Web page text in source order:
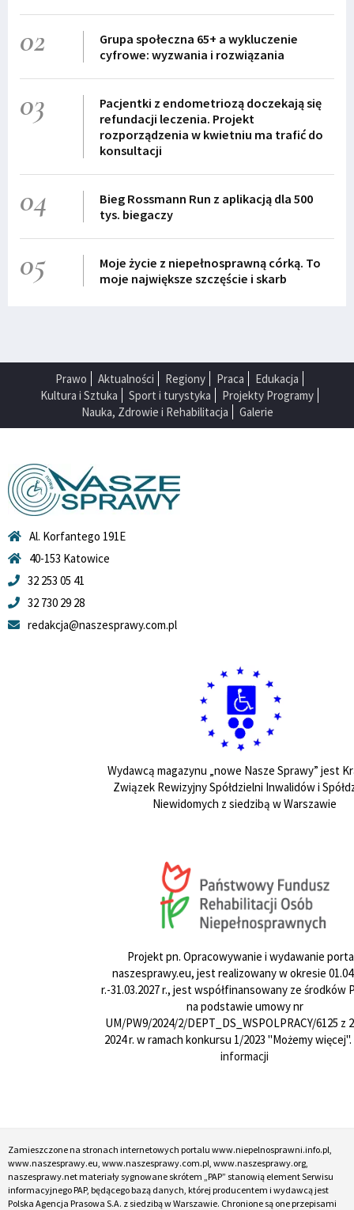
02
Grupa społeczna 65+ a wykluczenie
cyfrowe: wyzwania i rozwiązania
03
Pacjentki z endometriozą doczekają się
refundacji leczenia. Projekt
rozporządzenia w kwietniu ma trafić do
konsultacji
04
Bieg Rossmann Run z aplikacją dla 500
tys. biegaczy
05
Moje życie z niepełnosprawną córką. To
moje największe szczęście i skarb
Prawo Aktualności Regiony Praca
Edukacja
Kultura i Sztuka
Sport i turystyka
Projekty Programy
Nauka, Zdrowie i Rehabilitacja
Galerie
Al. Korfantego 191E
40-153 Katowice
32 253 05 41
32 730 29 28
redakcja@naszesprawy.com.pl
Wydawcą magazynu „nowe Nasze Sprawy” jest
Związek Rewizyjny Spółdzielni Inwalidów i
Niewidomych z siedzibą w Warszawie
Projekt pn. Opracowywanie i wydawanie
naszesprawy.eu, jest realizowany w okresie
r.-31.03.2027 r., jest współfinansowany ze środków
na podstawie umowy nr
UM/PW9/2024/2/DEPT_DS_WSPOLPRACY/6125 z
2024 r. w ramach konkursu 1/2023 "Możemy więcej".
informacji
Zamieszczone na stronach internetowych portalu www.niepelnosprawni.info.pl,
www.naszesprawy.eu, www.naszesprawy.com.pl, www.naszesprawy.org,
naszesprawy.net materiały sygnowane skrótem „PAP” stanowią element Serwisu
informacyjnego PAP, będącego bazą danych, której producentem i wydawcą jest
Polska Agencja Prasowa S.A. z siedzibą w Warszawie. Chronione są one przepisami